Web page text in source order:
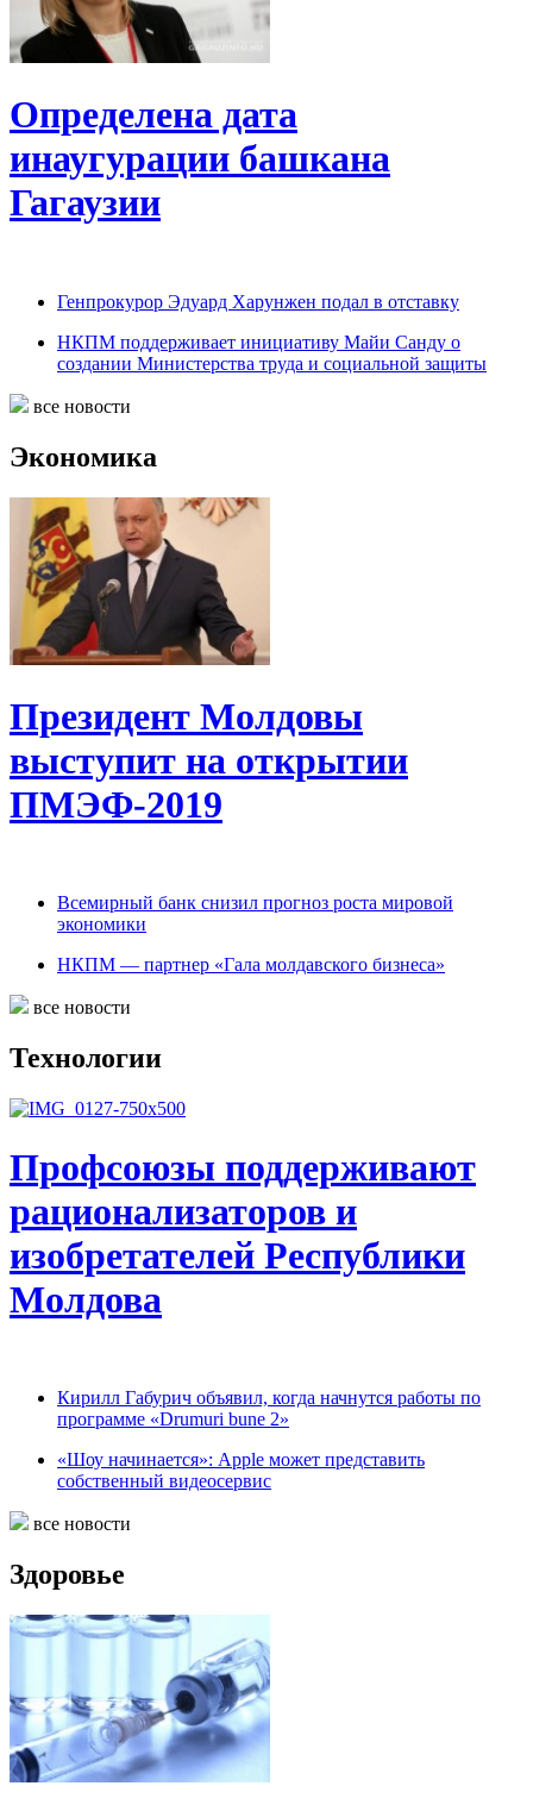
Определена дата
инаугурации башкана
Гагаузии
Генпрокурор Эдуард Харунжен подал в отставку
НКПМ поддерживает инициативу Майи Санду о
создании Министерства труда и социальной защиты
все новости
Экономика
Президент Молдовы
выступит на открытии
ПМЭФ-2019
Всемирный банк снизил прогноз роста мировой
экономики
НКПМ — партнер «Гала молдавского бизнеса»
все новости
Технологии
Профсоюзы поддерживают
рационализаторов и
изобретателей Республики
Молдова
Кирилл Габурич объявил, когда начнутся работы по
программе «Drumuri bune 2»
«Шоу начинается»: Apple может представить
собственный видеосервис
все новости
Здоровье